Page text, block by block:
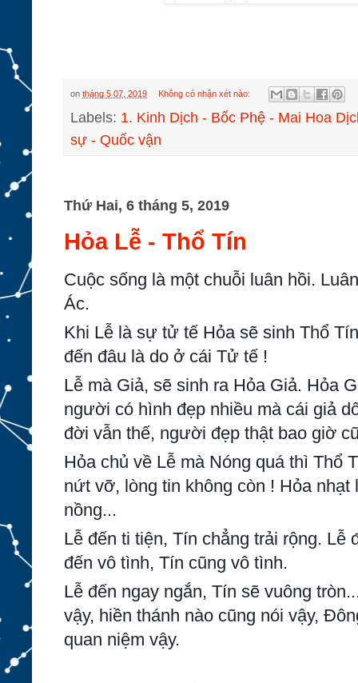
on tháng 5 07, 2019 Không có nhận xét nào:
Labels: 1. Kinh Dịch - Bốc Phệ - Mai Hoa
sự - Quốc vận
Thứ Hai, 6 tháng 5, 2019
Hỏa Lễ - Thổ Tín
Cuộc sống là một chuỗi luân hồi.
Ác.
Khi Lễ là sự tử tế Hỏa sẽ sinh Thổ
đến đâu là do ở cái Tử tế !
Lễ mà Giả, sẽ sinh ra Hỏa Giả. Hỏa
người có hình đẹp nhiều mà cái giả
đời vẫn thế, người đẹp thật bao giờ
Hỏa chủ về Lễ mà Nóng quá thì Thổ
nứt vỡ, lòng tin không còn ! Hỏa
nồng...
Lễ đến ti tiện, Tín chẳng trải rộng. Lễ
đến vô tình, Tín cũng vô tình.
Lễ đến ngay ngắn, Tín sẽ vuông
vậy, hiền thánh nào cũng nói vậy,
quan niệm vậy.